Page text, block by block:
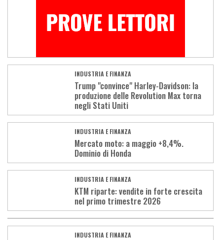
INDUSTRIA E FINANZA
Trump "convince" Harley-Davidson: la
produzione delle Revolution Max torna
negli Stati Uniti
INDUSTRIA E FINANZA
Mercato moto: a maggio +8,4%.
Dominio di Honda
INDUSTRIA E FINANZA
KTM riparte: vendite in forte crescita
nel primo trimestre 2026
INDUSTRIA E FINANZA